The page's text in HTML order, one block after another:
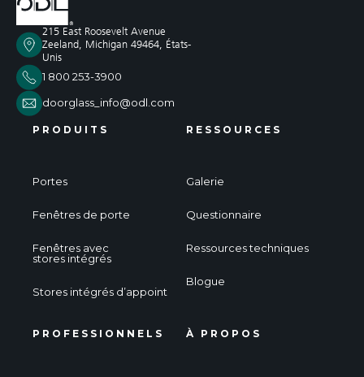
215 East Roosevelt Avenue
Zeeland, Michigan 49464, États-
Unis
1 800 253-3900
doorglass_info@odl.com
PRODUITS
Portes
Fenêtres de porte
Fenêtres avec
stores intégrés
Stores intégrés d’appoint
RESSOURCES
Galerie
Questionnaire
Ressources techniques
Blogue
PROFESSIONNELS À PROPOS